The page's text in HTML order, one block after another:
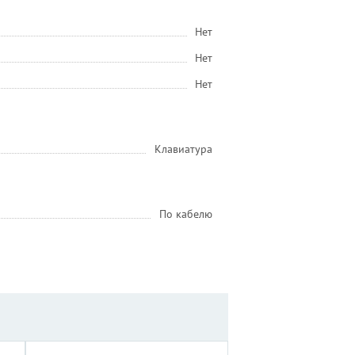
Нет
Нет
Нет
Клавиатура
По кабелю